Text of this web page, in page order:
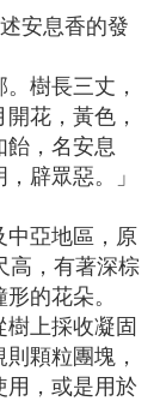
安息香的發
樹長三丈，
花，黃色，
飴，名安息
辟眾惡。」
中亞地區，原
高，有著深棕
的花朵。
上採收凝固
顆粒團塊，
用，或是用於